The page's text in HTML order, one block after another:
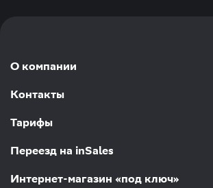
О компании
Контакты
Тарифы
Переезд на inSales
Интернет-магазин «под ключ»